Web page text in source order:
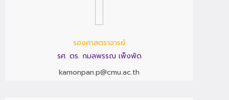
รองศาสตราจารย์
รศ. ดร. กมลพรรณ เพ็งพัด
kamonpan.p@cmu.ac.th